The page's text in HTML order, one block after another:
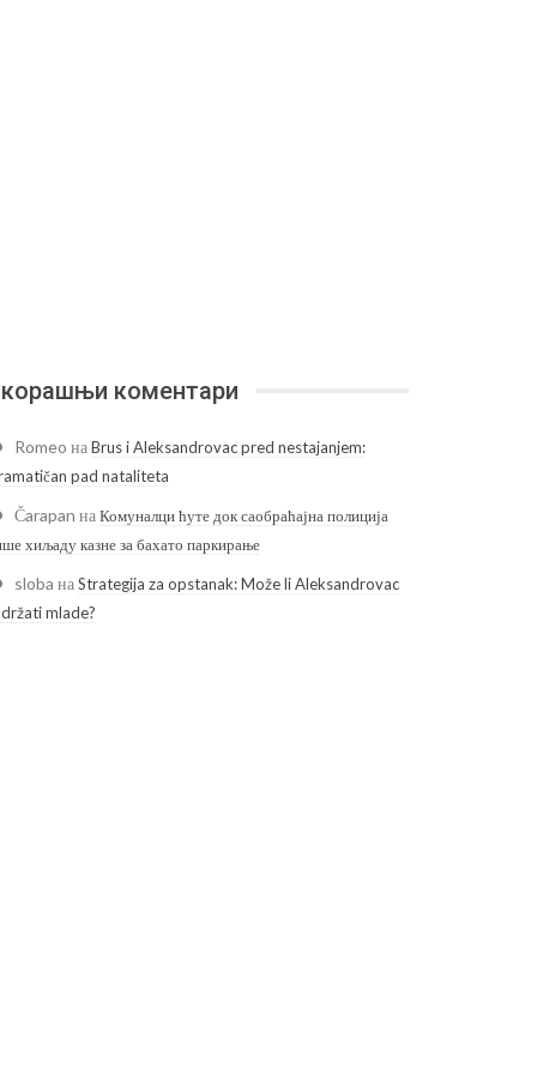
коментари
Romeo наBrus i Aleksandrovac pred nestajanjem:
pad nataliteta
Čarapan наКомуналци ћуте док саобраћајна полиција
хиљаду казне за бахато паркирање
sloba наStrategija za opstanak: Može li Aleksandrovac
mlade?